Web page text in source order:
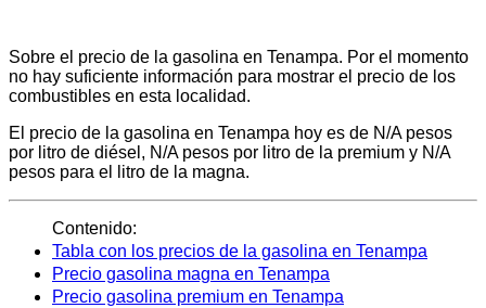
Sobre el precio de la gasolina en Tenampa. Por el momento
no hay suficiente información para mostrar el precio de los
combustibles en esta localidad.
El precio de la gasolina en Tenampa hoy es de N/A pesos
por litro de diésel, N/A pesos por litro de la premium y N/A
pesos para el litro de la magna.
Contenido:
Tabla con los precios de la gasolina en Tenampa
Precio gasolina magna en Tenampa
Precio gasolina premium en Tenampa